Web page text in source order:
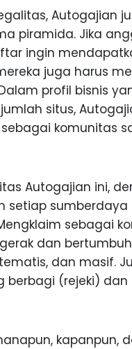
Autogajian
piramida. Jika
ingin
juga harus
profil bisnis
situs,
komunitas
Autogajian ini,
setiap sumberdaya
sebagai
dan
dan masif.
berbagi (rejeki) dan
kapanpun,